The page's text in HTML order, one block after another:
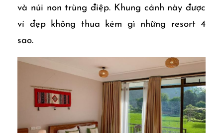
và núi non trùng điệp. Khung cảnh này được
ví đẹp không thua kém gì những resort 4
sao.